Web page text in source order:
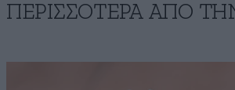
ΠΕΡΙΣΣΟΤΕΡΑ ΑΠΟ